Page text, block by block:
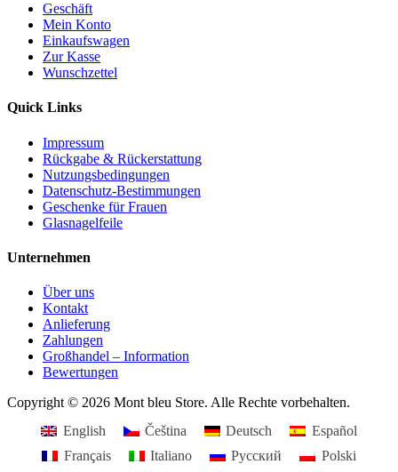
Geschäft
Mein Konto
Einkaufswagen
Zur Kasse
Wunschzettel
Quick Links
Impressum
Rückgabe & Rückerstattung
Nutzungsbedingungen
Datenschutz-Bestimmungen
Geschenke für Frauen
Glasnagelfeile
Unternehmen
Über uns
Kontakt
Anlieferung
Zahlungen
Großhandel – Information
Bewertungen
Copyright © 2026 Mont bleu Store. Alle Rechte vorbehalten.
English
Čeština Deutsch
Español
Français
Italiano Русский Polski